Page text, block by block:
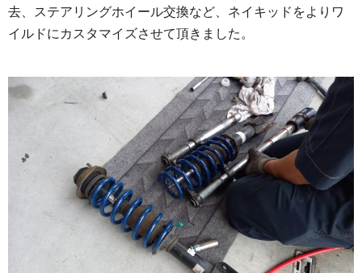
去、ステアリングホイール交換など、ネイキッドをよりワ
イルドにカスタマイズさせて頂きました。